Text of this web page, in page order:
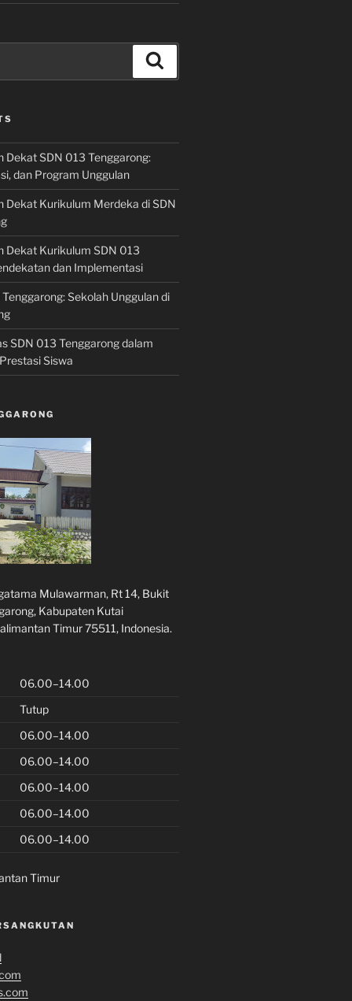
Dekat SDN 013 Tenggarong:
dan Program Unggulan
Dekat Kurikulum Merdeka di SDN
Dekat Kurikulum SDN 013
dan Implementasi
Sekolah Unggulan di
SDN 013 Tenggarong dalam
Siswa
Mulawarman, Rt 14, Bukit
Kabupaten Kutai
Timur 75511, Indonesia.
06.00–14.00
Tutup
06.00–14.00
06.00–14.00
06.00–14.00
06.00–14.00
06.00–14.00
Timur